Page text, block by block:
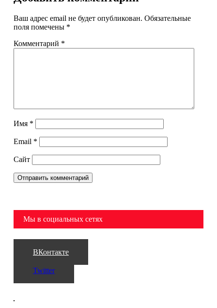
Ваш адрес email не будет опубликован. Обязательные
поля помечены *
Комментарий *
Имя *
Email *
Сайт
Мы в социальных сетях
ВКонтакте
Twitter